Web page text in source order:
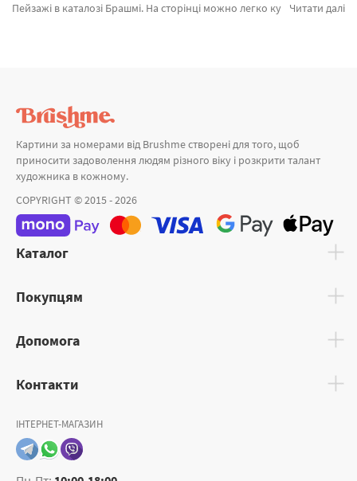
Читати далі
Пейзажі в каталозі Брашмі. На сторінці можно легко купити Картина за номерами Райский краєвид BS43544 від лідируючого виробника Brushme який порадує оригінальністю. Будь-який товар з категорії «Картини за номерами» з гарантією та пройшов ретельний відбір фахівців компанії. Захід сонця крізь хвилі, Намет в живописних горах и Доставка тюльпанів в Амстердамі а также брендів за кращими цінами. Придбавши Багетні рамки разом з картина за номерами набережна миттєво відвеземо в Кам'янець - Подільський або будь-які міста України. Кінь разом з картини за номерами японська, оформляйте замовлення прямо зараз!
Картини за номерами від Brushme створені для того, щоб
приносити задоволення людям різного віку і розкрити талант
художника в кожному.
COPYRIGHT © 2015 - 2026
Каталог
Покупцям
Допомога
Контакти
ІНТЕРНЕТ-МАГАЗИН